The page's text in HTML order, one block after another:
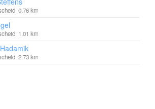
0.76 km
1.01 km
2.73 km